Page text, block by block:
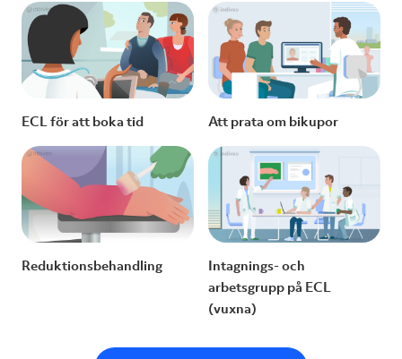
ECL för att boka tid Att prata om bikupor
Reduktionsbehandling
Intagnings- och
arbetsgrupp på ECL
(vuxna)